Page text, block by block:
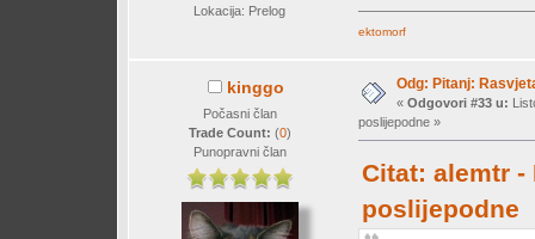
Lokacija: Prelog
ektomorf
kinggo
Počasni član
Trade Count: (0)
Punopravni član
Odg: Pitanj:
« Odgovori #33 u:
poslijepodne »
Citat: alemtr -
poslijepodne